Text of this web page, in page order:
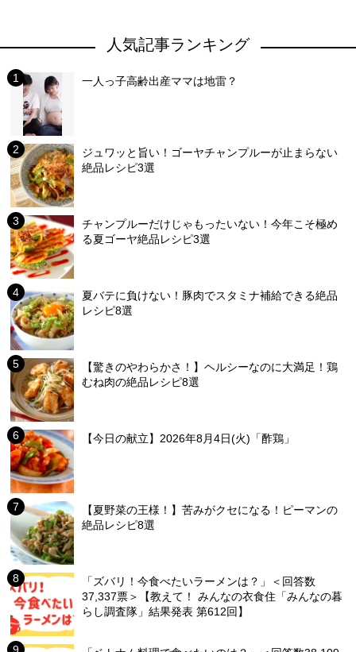
人気記事ランキング
一人っ子高齢出産ママは地雷？
ジュワッと旨い！ゴーヤチャンプルーが止まらない
絶品レシピ3選
チャンプルーだけじゃもったいない！今年こそ極め
る夏ゴーヤ絶品レシピ3選
夏バテに負けない！豚肉でスタミナ補給できる絶品
レシピ8選
【驚きのやわらかさ！】ヘルシーなのに大満足！鶏
むね肉の絶品レシピ8選
【今日の献立】2026年8月4日(火)「酢鶏」
【夏野菜の王様！】苦みがクセになる！ピーマンの
絶品レシピ8選
「ズバリ！今食べたいラーメンは？」＜回答数
37,337票＞【教えて！ みんなの衣食住「みんなの暮
らし調査隊」結果発表 第612回】